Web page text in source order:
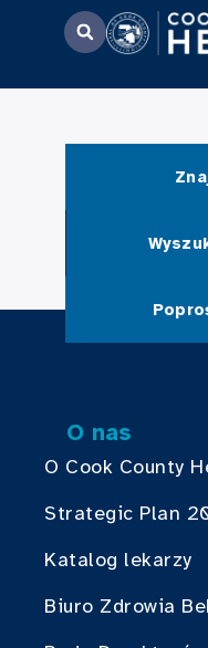
O nas
O Cook County
Strategic Plan
Katalog lekarzy
Biuro Zdrowia